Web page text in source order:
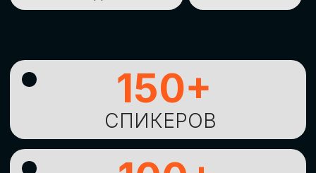
GLOBAL TECH FORUM –
ИЗУЧЕНИЯНОВЫХ
ТЕХНОЛОГИЙИ
СТРАТЕГИЧЕСКИХ
ПОДХОДОВ К ЦИФРОВОЙ
ТРАНСФОРМАЦИИ
БИЗНЕСА